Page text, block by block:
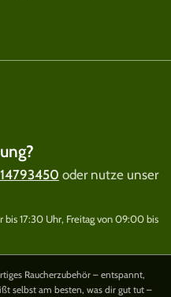
oder nutze unser
17:30 Uhr, Freitag von 09:00 bis
Raucherzubehör – entspannt,
selbst am besten, was dir gut tut –